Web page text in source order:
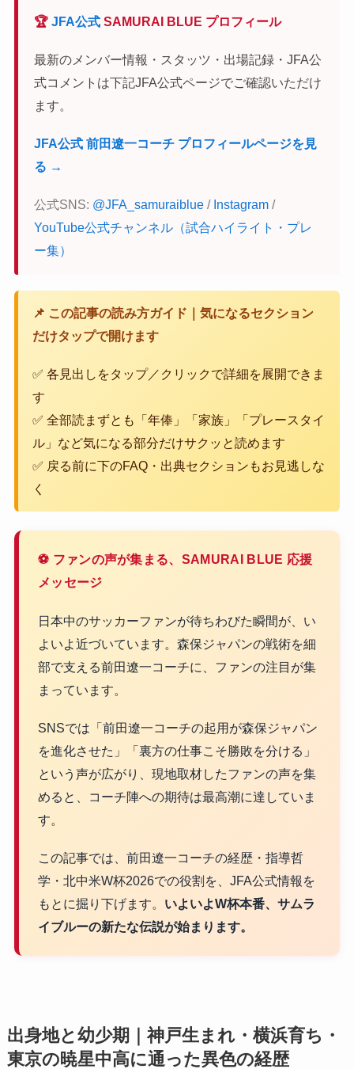
🏆 JFA公式SAMURAI BLUE プロフィール
最新のメンバー情報・スタッツ・出場記録・JFA公
式コメントは下記JFA公式ページでご確認いただけ
ます。
JFA公式 前田遼一コーチ プロフィールページを見
る →
公式SNS: @JFA_samuraiblue/ Instagram/
YouTube公式チャンネル（試合ハイライト・プレ
ー集）
📌 この記事の読み方ガイド｜気になるセクション
だけタップで開けます
✅ 各見出しをタップ／クリックで詳細を展開できま
す
✅ 全部読まずとも「年俸」「家族」「プレースタイ
ル」など気になる部分だけサクッと読めます
✅ 戻る前に下のFAQ・出典セクションもお見逃しな
く
⚽ ファンの声が集まる、SAMURAI BLUE 応援
メッセージ
日本中のサッカーファンが待ちわびた瞬間が、い
よいよ近づいています。森保ジャパンの戦術を細
部で支える前田遼一コーチに、ファンの注目が集
まっています。
SNSでは「前田遼一コーチの起用が森保ジャパン
を進化させた」「裏方の仕事こそ勝敗を分ける」
という声が広がり、現地取材したファンの声を集
めると、コーチ陣への期待は最高潮に達していま
す。
この記事では、前田遼一コーチの経歴・指導哲
学・北中米W杯2026での役割を、JFA公式情報を
もとに掘り下げます。 いよいよW杯本番、サムラ
イブルーの新たな伝説が始まります。
出身地と幼少期｜神戸生まれ・横浜育ち・
東京の暁星中高に通った異色の経歴